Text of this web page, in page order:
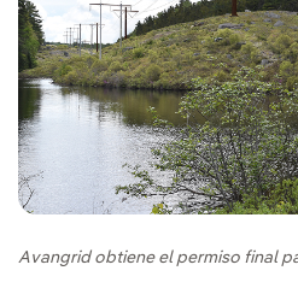
Avangrid obtiene el permiso final